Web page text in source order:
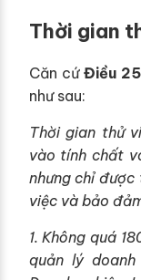
Thời gian
Căn cứĐiều 25
như sau:
Thời gian thử
vào tính chất
nhưng chỉ
việc và bảo
1. Không quá
quản lý